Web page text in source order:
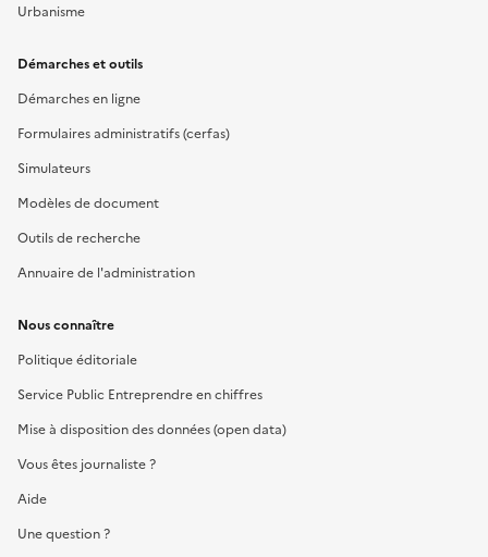
Urbanisme
Démarches et outils
Démarches en ligne
Formulaires administratifs (cerfas)
Simulateurs
Modèles de document
Outils de recherche
Annuaire de l'administration
Nous connaître
Politique éditoriale
Service Public Entreprendre en chiffres
Mise à disposition des données (open data)
Vous êtes journaliste ?
Aide
Une question ?